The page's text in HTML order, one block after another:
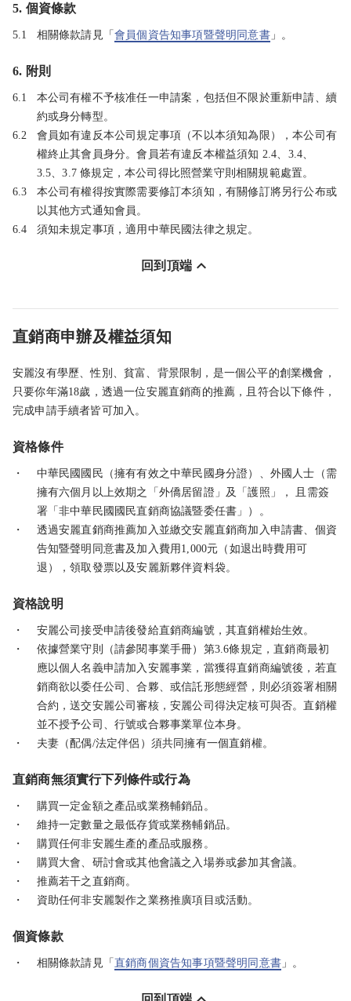
5. 個資條款
5.1 相關條款請見「會員個資告知事項暨聲明同意書」。
6. 附則
6.1
本公司有權不予核准任一申請案，包括但不限於重新申請、續
約或身分轉型。
6.2
會員如有違反本公司規定事項（不以本須知為限），本公司有
權終止其會員身分。會員若有違反本權益須知 2.4、3.4、
3.5、3.7 條規定，本公司得比照營業守則相關規範處置。
6.3
本公司有權得按實際需要修訂本須知，有關修訂將另行公布或
以其他方式通知會員。
6.4
須知未規定事項，適用中華民國法律之規定。
回到頂端
直銷商申辦及權益須知
安麗沒有學歷、性別、貧富、背景限制，是一個公平的創業機會，
只要你年滿18歲，透過一位安麗直銷商的推薦，且符合以下條件，
完成申請手續者皆可加入。
資格條件
・
中華民國國民（擁有有效之中華民國身分證）、外國人士（需
擁有六個月以上效期之「外僑居留證」及「護照」， 且需簽
署「非中華民國國民直銷商協議暨委任書」）。
・
透過安麗直銷商推薦加入並繳交安麗直銷商加入申請書、個資
告知暨聲明同意書及加入費用1,000元（如退出時費用可
退），領取發票以及安麗新夥伴資料袋。
資格說明
・
安麗公司接受申請後發給直銷商編號，其直銷權始生效。
・
依據營業守則（請參閱事業手冊）第3.6條規定，直銷商最初
應以個人名義申請加入安麗事業，當獲得直銷商編號後，若直
銷商欲以委任公司、合夥、或信託形態經營，則必須簽署相關
合約，送交安麗公司審核，安麗公司得決定核可與否。直銷權
並不授予公司、行號或合夥事業單位本身。
・
夫妻（配偶/法定伴侶）須共同擁有一個直銷權。
直銷商無須實行下列條件或行為
・
購買一定金額之產品或業務輔銷品。
・
維持一定數量之最低存貨或業務輔銷品。
・
購買任何非安麗生產的產品或服務。
・
購買大會、研討會或其他會議之入場券或參加其會議。
・
推薦若干之直銷商。
・
資助任何非安麗製作之業務推廣項目或活動。
個資條款
・ 相關條款請見「直銷商個資告知事項暨聲明同意書 」。